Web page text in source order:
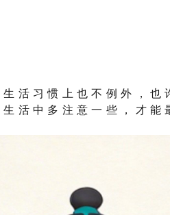
活习惯上也不例外，也
活中多注意一些，才能